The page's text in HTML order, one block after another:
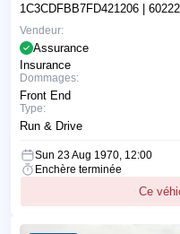
1C3CDFBB7FD421206 |
Vendeur:
Assurance
Insurance
Dommages:
Front End
Type:
Run & Drive
Sun 23 Aug 1970, 12:00
Enchère terminée
Ce